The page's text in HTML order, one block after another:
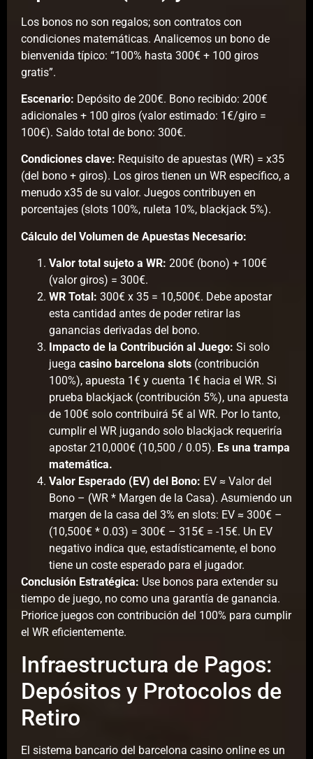
Los bonos no son regalos; son contratos con
condiciones matemáticas. Analicemos un bono de
bienvenida típico: “100% hasta 300€ + 100 giros
gratis”.
Escenario: Depósito de 200€. Bono recibido: 200€
adicionales + 100 giros (valor estimado: 1€/giro =
100€). Saldo total de bono: 300€.
Condiciones clave: Requisito de apuestas (WR) = x35
(del bono + giros). Los giros tienen un WR específico, a
menudo x35 de su valor. Juegos contribuyen en
porcentajes (slots 100%, ruleta 10%, blackjack 5%).
Cálculo del Volumen de Apuestas Necesario:
Valor total sujeto a WR: 200€ (bono) + 100€
(valor giros) = 300€.
WR Total: 300€ x 35 = 10,500€. Debe apostar
esta cantidad antes de poder retirar las
ganancias derivadas del bono.
Impacto de la Contribución al Juego: Si solo
juega casino barcelona slots (contribución
100%), apuesta 1€ y cuenta 1€ hacia el WR. Si
prueba blackjack (contribución 5%), una apuesta
de 100€ solo contribuirá 5€ al WR. Por lo tanto,
cumplir el WR jugando solo blackjack requeriría
apostar 210,000€ (10,500 / 0.05). Es una trampa
matemática.
Valor Esperado (EV) del Bono: EV ≈ Valor del
Bono – (WR * Margen de la Casa). Asumiendo un
margen de la casa del 3% en slots: EV ≈ 300€ –
(10,500€ * 0.03) = 300€ – 315€ = -15€. Un EV
negativo indica que, estadísticamente, el bono
tiene un coste esperado para el jugador.
Conclusión Estratégica: Use bonos para extender su
tiempo de juego, no como una garantía de ganancia.
Priorice juegos con contribución del 100% para cumplir
el WR eficientemente.
Infraestructura de Pagos:
Depósitos y Protocolos de
Retiro
El sistema bancario del barcelona casino online es un